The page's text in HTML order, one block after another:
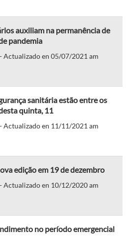
auxiliam na permanência de
pandemia
Actualizado en 05/07/2021 am
sanitária estão entre os
quinta, 11
Actualizado en 11/11/2021 am
edição em 19 de dezembro
Actualizado en 10/12/2020 am
no período emergencial